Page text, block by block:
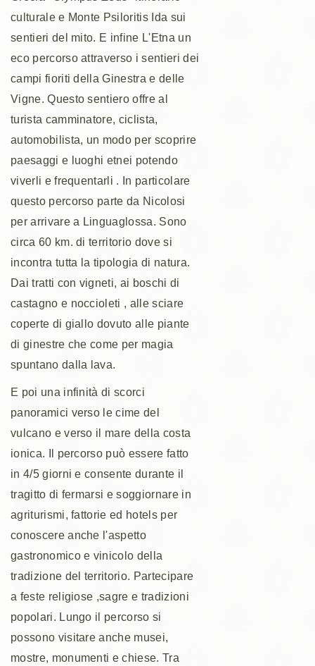
culturale e Monte Psiloritis Ida sui
sentieri del mito. E infine L'Etna un
eco percorso attraverso i sentieri dei
campi fioriti della Ginestra e delle
Vigne. Questo sentiero offre al
turista camminatore, ciclista,
automobilista, un modo per scoprire
paesaggi e luoghi etnei potendo
viverli e frequentarli . In particolare
questo percorso parte da Nicolosi
per arrivare a Linguaglossa. Sono
circa 60 km. di territorio dove si
incontra tutta la tipologia di natura.
Dai tratti con vigneti, ai boschi di
castagno e noccioleti , alle sciare
coperte di giallo dovuto alle piante
di ginestre che come per magia
spuntano dalla lava.
E poi una infinità di scorci
panoramici verso le cime del
vulcano e verso il mare della costa
ionica. Il percorso può essere fatto
in 4/5 giorni e consente durante il
tragitto di fermarsi e soggiornare in
agriturismi, fattorie ed hotels per
conoscere anche l'aspetto
gastronomico e vinicolo della
tradizione del territorio. Partecipare
a feste religiose ,sagre e tradizioni
popolari. Lungo il percorso si
possono visitare anche musei,
mostre, monumenti e chiese. Tra